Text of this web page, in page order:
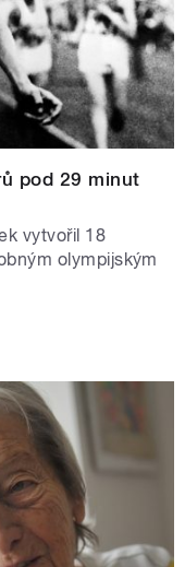
pod 29 minut
vytvořil 18
olympijským